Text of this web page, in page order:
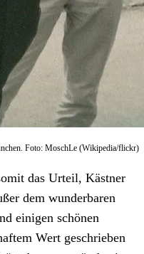
Foto: MoschLe (Wikipedia/flickr)
das Urteil, Kästner
dem wunderbaren
einigen schönen
Wert geschrieben